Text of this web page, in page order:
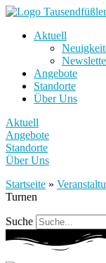
Aktuell
Angebote
Standorte
Über Uns
Aktuell
Angebote
Standorte
Über Uns
Startseite »
Turnen
Suche